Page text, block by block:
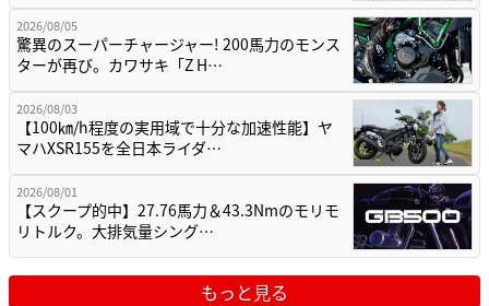
2026/08/05
驚異のスーパーチャージャー! 200馬力のモンス
ターが再び。カワサキ「Z H…
2026/08/03
【100㎞/h程度の実用域で十分な加速性能】ヤ
マハXSR155を全日本ライダ…
2026/08/01
【スクープ的中】27.76馬力＆43.3Nmのモリモ
リトルク。大排気量シング…
もっと見る